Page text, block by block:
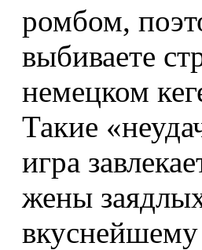
ромбом,
выбиваете
немецком
Такие
игра
жены